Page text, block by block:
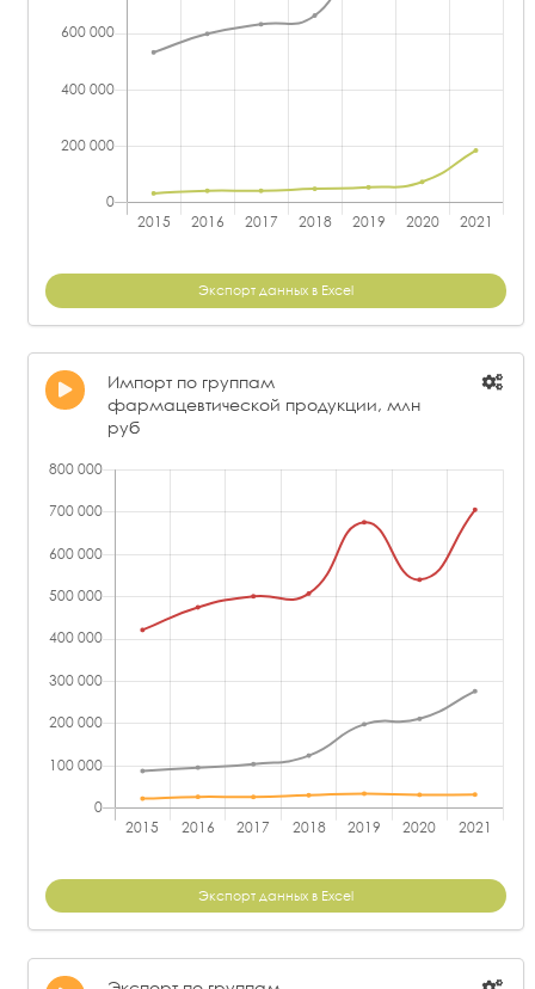
Экспорт данных в Excel
Импорт по группам
фармацевтической продукции, млн
руб
Экспорт данных в Excel